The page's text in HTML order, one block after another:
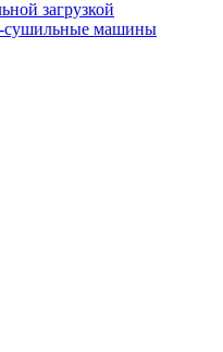
загрузкой
сушильные машины